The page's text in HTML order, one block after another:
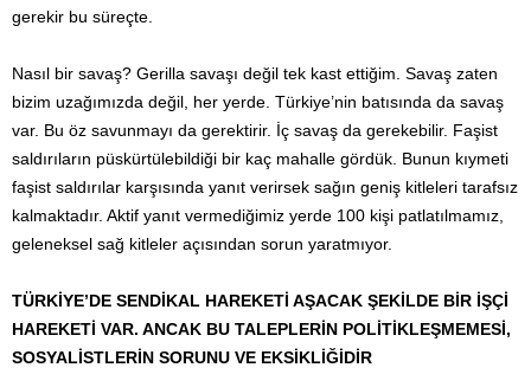
gerekir bu süreçte.
Nasıl bir savaş? Gerilla savaşı değil tek kast ettiğim. Savaş zaten
bizim uzağımızda değil, her yerde. Türkiye’nin batısında da savaş
var. Bu öz savunmayı da gerektirir. İç savaş da gerekebilir. Faşist
saldırıların püskürtülebildiği bir kaç mahalle gördük. Bunun kıymeti
faşist saldırılar karşısında yanıt verirsek sağın geniş kitleleri tarafsız
kalmaktadır. Aktif yanıt vermediğimiz yerde 100 kişi patlatılmamız,
geleneksel sağ kitleler açısından sorun yaratmıyor.
TÜRKİYE’DE SENDİKAL HAREKETİ AŞACAK ŞEKİLDE BİR İŞÇİ
HAREKETİ VAR. ANCAK BU TALEPLERİN POLİTİKLEŞMEMESİ,
SOSYALİSTLERİN SORUNU VE EKSİKLİĞİDİR